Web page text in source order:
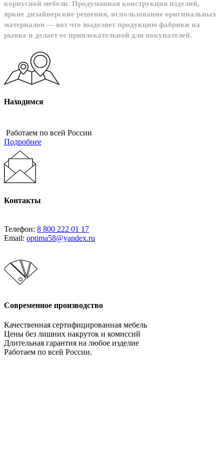
корпусной мебели. Продуманная конструкция изделий,
яркие дизайнерские решения, использование оригинальных
материалов — вот что выделяет продукцию фабрики на
рынке и делает ее привлекательной для покупателей.
Находимся
Работаем по всей России
Подробнее
Контакты
Телефон: 8 800 222 01 17
Email: optima58@yandex.ru
Современное производство
Качественная сертифицированная мебель
Цены без лишних накруток и комиссий
Длительная гарантия на любое изделие
Работаем по всей России.